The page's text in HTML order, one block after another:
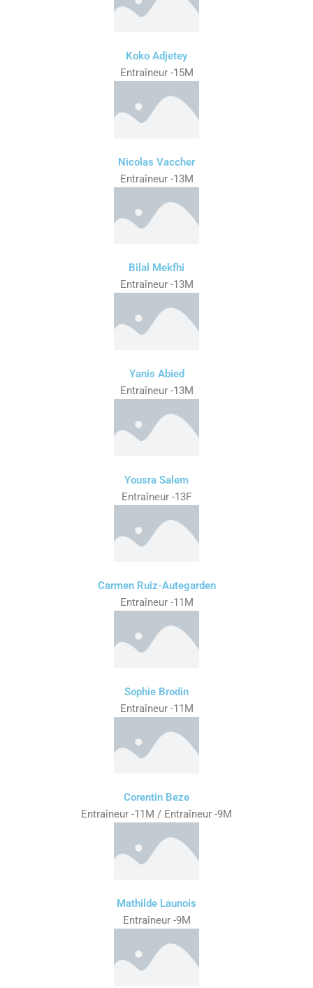
Koko Adjetey
Entraîneur -15M
Nicolas Vaccher
Entraîneur -13M
Bilal Mekfhi
Entraîneur -13M
Yanis Abied
Entraîneur -13M
Yousra Salem
Entraîneur -13F
Carmen Ruiz-Autegarden
Entraîneur -11M
Sophie Brodin
Entraîneur -11M
Corentin Beze
Entraîneur -11M / Entraîneur -9M
Mathilde Launois
Entraîneur -9M